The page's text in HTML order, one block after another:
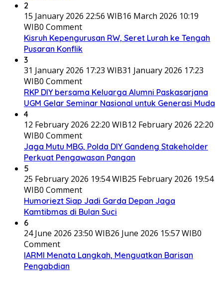
2
15 January 2026 22:56 WIB16 March 2026 10:19
WIB0 Comment
Kisruh Kepengurusan RW, Seret Lurah ke Tengah
Pusaran Konflik
3
31 January 2026 17:23 WIB31 January 2026 17:23
WIB0 Comment
RKP DIY bersama Keluarga Alumni Paskasarjana
UGM Gelar Seminar Nasional untuk Generasi Muda
4
12 February 2026 22:20 WIB12 February 2026 22:20
WIB0 Comment
Jaga Mutu MBG, Polda DIY Gandeng Stakeholder
Perkuat Pengawasan Pangan
5
25 February 2026 19:54 WIB25 February 2026 19:54
WIB0 Comment
Humoriezt Siap Jadi Garda Depan Jaga
Kamtibmas di Bulan Suci
6
24 June 2026 23:50 WIB26 June 2026 15:57 WIB0
Comment
IARMI Menata Langkah, Menguatkan Barisan
Pengabdian